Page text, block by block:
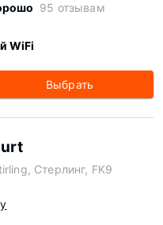
95 отзывам
WiFi
Выбрать
Стерлинг, FK9